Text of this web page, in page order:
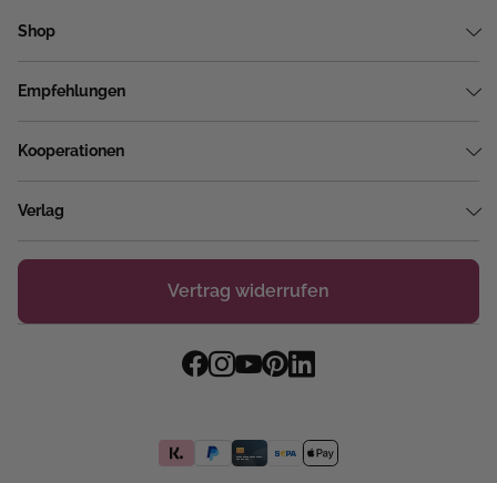
Shop
Empfehlungen
Kooperationen
Verlag
Vertrag widerrufen